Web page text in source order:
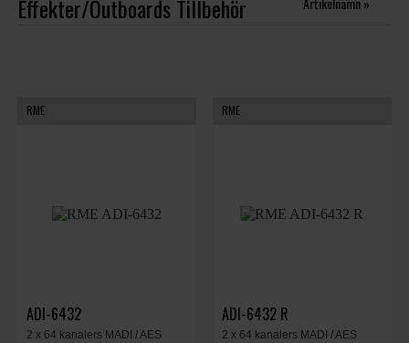
Effekter/Outboards Tillbehör
RME
ADI-6432
2 x 64 kanalers MADI / AES
RME
ADI-6432 R
2 x 64 kanalers MADI / AES